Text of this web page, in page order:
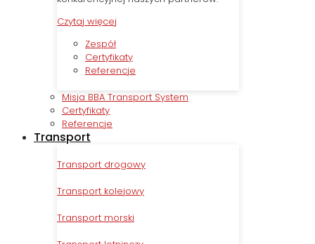
Czytaj więcej
Zespół
Certyfikaty
Referencje
Misja BBA Transport System
Certyfikaty
Referencje
Transport
Transport drogowy
Transport kolejowy
Transport morski